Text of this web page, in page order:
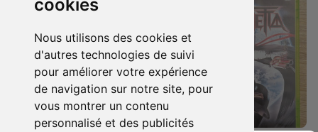
cookies
Nous utilisons des cookies et
d'autres technologies de suivi
pour améliorer votre expérience
de navigation sur notre site, pour
vous montrer un contenu
personnalisé et des publicités